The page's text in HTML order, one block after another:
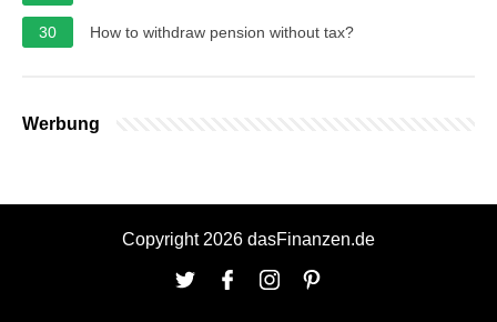
30 How to withdraw pension without tax?
Werbung
Copyright 2026 dasFinanzen.de